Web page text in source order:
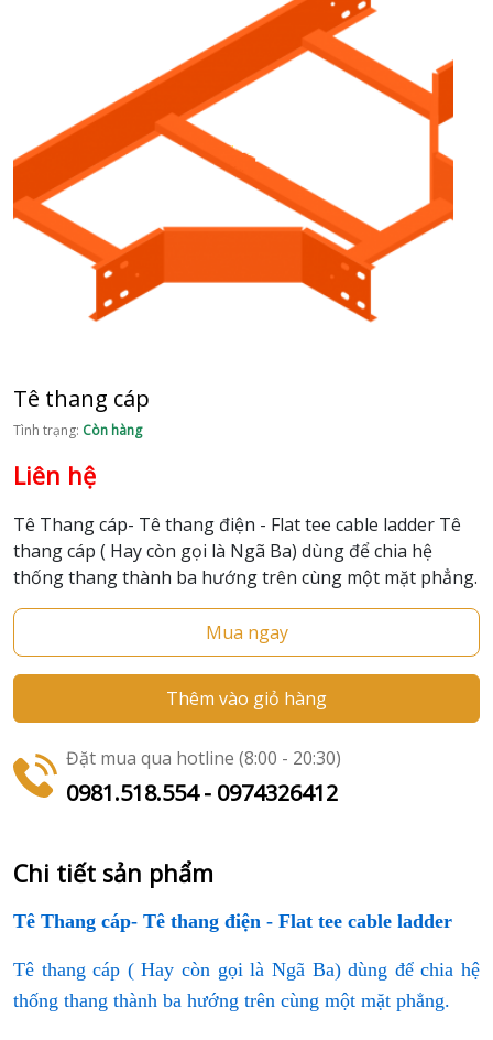
Tê thang cáp
Tình trạng: Còn hàng
Liên hệ
Tê Thang cáp- Tê thang điện - Flat tee cable ladder Tê
thang cáp ( Hay còn gọi là Ngã Ba) dùng để chia hệ
thống thang thành ba hướng trên cùng một mặt phẳng.
Mua ngay
Thêm vào giỏ hàng
Đặt mua qua hotline (8:00 - 20:30)
0981.518.554 - 0974326412
Chi tiết sản phẩm
Tê Thang cáp- Tê thang điện - Flat tee cable ladder
Tê thang cáp ( Hay còn gọi là Ngã Ba) dùng để chia hệ
thống thang thành ba hướng trên cùng một mặt phẳng.